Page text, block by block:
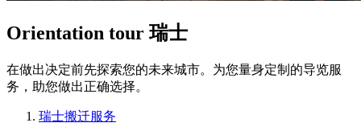
Orientation tour 瑞士
在做出决定前先探索您的未来城市。为您量身定制的导览服
务，助您做出正确选择。
瑞士搬迁服务